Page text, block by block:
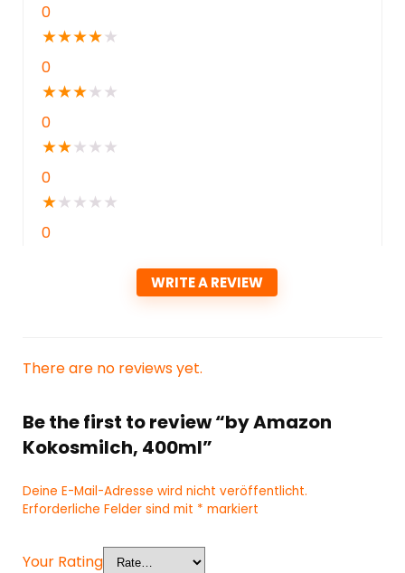
0
★★★★★
0
★★★★ ★
0
★★★ ★ ★
0
★★ ★ ★ ★
0
WRITE A REVIEW
There are no reviews yet.
Be the first to review “by Amazon
Kokosmilch, 400ml”
Deine E-Mail-Adresse wird nicht veröffentlicht.
Erforderliche Felder sind mit * markiert
Your Rating